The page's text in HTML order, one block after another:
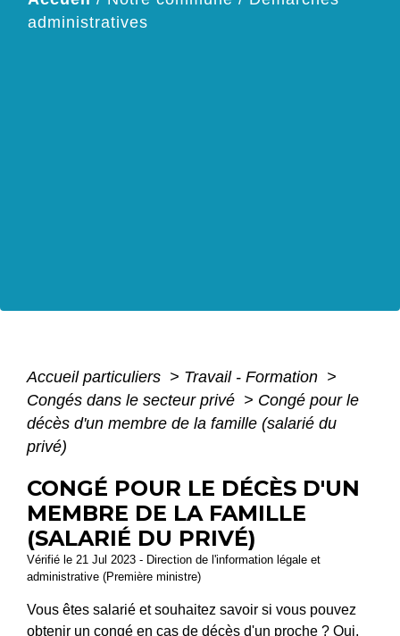
administratives
Accueil particuliers > Travail - Formation >
Congés dans le secteur privé > Congé pour le
décès d'un membre de la famille (salarié du
privé)
CONGÉ POUR LE DÉCÈS D'UN
MEMBRE DE LA FAMILLE
(SALARIÉ DU PRIVÉ)
Vérifié le 21 Jul 2023 - Direction de l'information légale et
administrative (Première ministre)
Vous êtes salarié et souhaitez savoir si vous pouvez
obtenir un congé en cas de décès d'un proche ? Oui,